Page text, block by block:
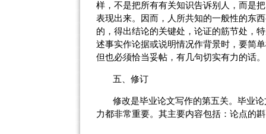
样，不是把所有有关知识告诉别人，而是
表现出来。因而，人所共知的一般性的东
的，得出结论的关键处，论证的筋节处，
述事实作论据或说明情况作背景时，要简
但也必须恰当妥帖，有几句切实有力的话。
五、修订
修改是毕业论文写作的第五关。毕业
力都非常重要。其主要内容包括：论点的